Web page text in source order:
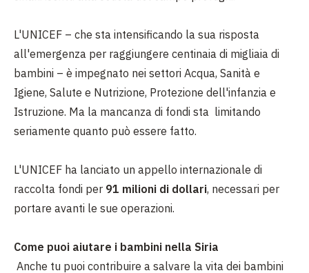
L'UNICEF – che sta intensificando la sua risposta
all'emergenza per raggiungere centinaia di migliaia di
bambini – è impegnato nei settori Acqua, Sanità e
Igiene, Salute e Nutrizione, Protezione dell'infanzia e
Istruzione. Ma la mancanza di fondi sta limitando
seriamente quanto può essere fatto.
L'UNICEF ha lanciato un appello internazionale di
raccolta fondi per 91 milioni di dollari, necessari per
portare avanti le sue operazioni.
Come puoi aiutare i bambini nella Siria
Anche tu puoi contribuire a salvare la vita dei bambini